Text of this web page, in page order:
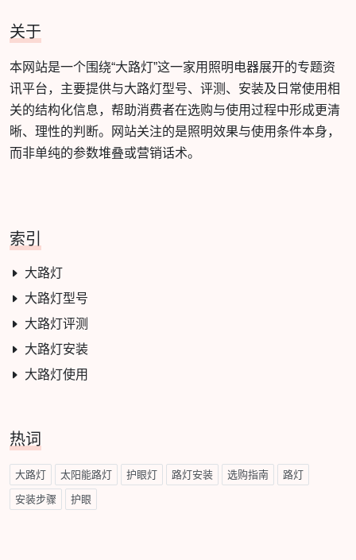
关于
本网站是一个围绕“大路灯”这一家用照明电器展开的专题资
讯平台，主要提供与大路灯型号、评测、安装及日常使用相
关的结构化信息，帮助消费者在选购与使用过程中形成更清
晰、理性的判断。网站关注的是照明效果与使用条件本身，
而非单纯的参数堆叠或营销话术。
索引
大路灯
大路灯型号
大路灯评测
大路灯安装
大路灯使用
热词
大路灯 太阳能路灯 护眼灯 路灯安装 选购指南 路灯
安装步骤 护眼